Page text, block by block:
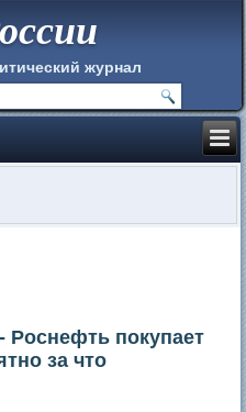
журнал
Роснефть покупает
за что